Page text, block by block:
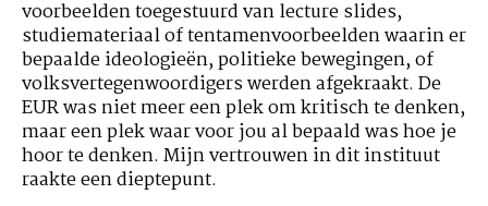
voorbeelden toegestuurd van lecture slides,
studiemateriaal of tentamenvoorbeelden waarin er
bepaalde ideologieën, politieke bewegingen, of
volksvertegenwoordigers werden afgekraakt. De
EUR was niet meer een plek om kritisch te denken,
maar een plek waar voor jou al bepaald was hoe je
hoor te denken. Mijn vertrouwen in dit instituut
raakte een dieptepunt.